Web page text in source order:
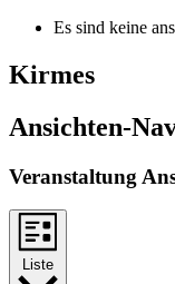
Es sind keine
Kirmes
Ansichten-
Veranstaltung
Liste